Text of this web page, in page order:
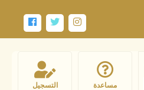
التسجيل مساعدة